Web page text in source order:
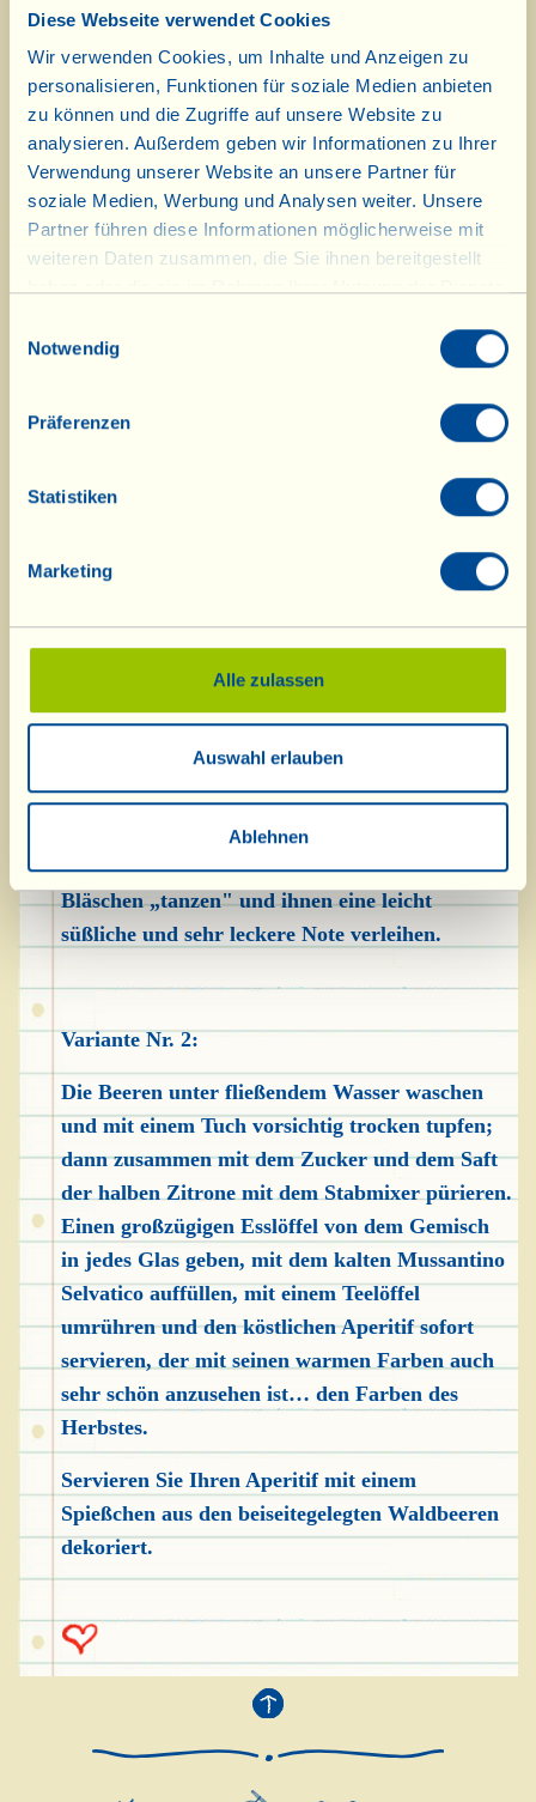
Diese Webseite verwendet Cookies
Wir verwenden Cookies, um Inhalte und Anzeigen zu
personalisieren, Funktionen für soziale Medien anbieten
zu können und die Zugriffe auf unsere Website zu
analysieren. Außerdem geben wir Informationen zu Ihrer
Verwendung unserer Website an unsere Partner für
soziale Medien, Werbung und Analysen weiter. Unsere
Partner führen diese Informationen möglicherweise mit
weiteren Daten zusammen, die Sie ihnen bereitgestellt
Notwendig
Präferenzen
Statistiken
Marketing
Alle zulassen
Auswahl erlauben
Ablehnen
Waldbeeren „eingetroffen".
Nichts schenkt mehr Zufriedenheit, als sie
während eines Spaziergangs im Wald zu
pflücken und sofort zu verspeisen, ein Körbchen
von ihnen zu sammeln, um köstliche Konfitüren
zuzubereiten oder Torten und Mürbeteigkuchen
damit zu füllen, oder aber, wie in diesem Fall,
einen Aperitif - in zwei Varianten - mit ihnen
Außerdem haben die kleinen bunten Früchte
Verbündete der Jugend des Körpers, da sie
regelrechte Schutzschilde für den Organismus,
so vor der Zellalterung zu schützen.
wobei Sie darauf achten sollten, sie nicht zu
zerdrücken. Auf Gläser oder Sektgläser
verteilen (einige davon beiseitelegen) und sie mit
dem Mussantino Selvatico auffüllen: Die
Früchte werden im Rhythmus der spritzigen
Bläschen „tanzen" und ihnen eine leicht
süßliche und sehr leckere Note verleihen.
Variante Nr. 2:
Die Beeren unter fließendem Wasser waschen
und mit einem Tuch vorsichtig trocken tupfen;
dann zusammen mit dem Zucker und dem Saft
der halben Zitrone mit dem Stabmixer pürieren.
Einen großzügigen Esslöffel von dem Gemisch
in jedes Glas geben, mit dem kalten Mussantino
Selvatico auffüllen, mit einem Teelöffel
umrühren und den köstlichen Aperitif sofort
servieren, der mit seinen warmen Farben auch
sehr schön anzusehen ist… den Farben des
Herbstes.
Servieren Sie Ihren Aperitif mit einem
Spießchen aus den beiseitegelegten Waldbeeren
dekoriert.